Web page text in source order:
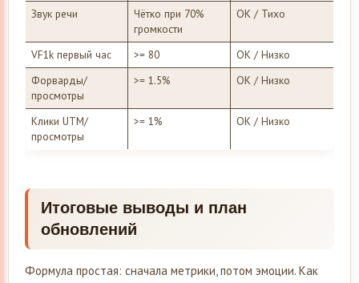
Звук речи
Чётко при 70%
громкости
ОК / Тихо
VF1k первый час >= 80
ОК / Низко
Форварды/
просмотры
>= 1.5% ОК / Низко
Клики UTM/
просмотры
>= 1% ОК / Низко
Итоговые выводы и план
обновлений
Формула простая: сначала метрики, потом эмоции. Как